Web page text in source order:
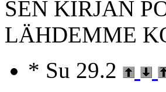
SEN KIRJAN
LÄHDEMME
* Su 29.2